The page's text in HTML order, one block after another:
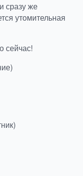
сразу же
утомительная
сейчас!